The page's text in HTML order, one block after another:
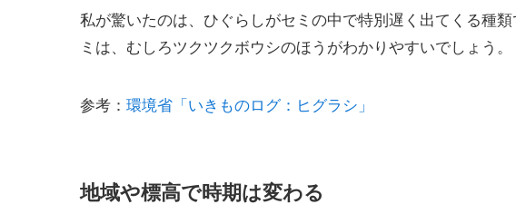
私が驚いたのは、ひぐらしがセミの中で特別遅く出てくる種
ミは、むしろツクツクボウシのほうがわかりやすいでしょう。
参考： 環境省「いきものログ：ヒグラシ」
地域や標高で時期は変わる